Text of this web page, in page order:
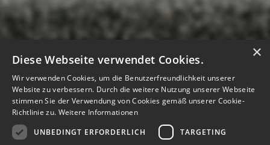
×
Diese Webseite verwendet Cookies.
Wir verwenden Cookies, um die Benutzerfreundlichkeit unserer
Website zu verbessern. Durch die weitere Nutzung unserer Webseite
stimmen Sie der Verwendung von Cookies gemäß unserer Cookie-
Richtlinie zu. Weitere Informationen
UNBEDINGT ERFORDERLICH
TARGETING